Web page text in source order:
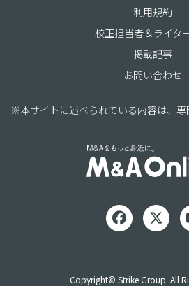
利用規約
校正担当者＆ライタ
掲載記事
お問い合わせ
※本サイトに述べられている内容は、専
Copyright© Strike Group. All